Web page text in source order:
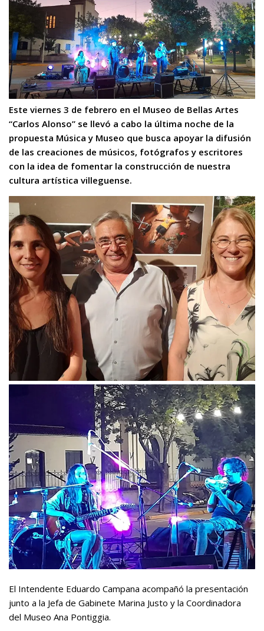
Este viernes 3 de febrero en el Museo de Bellas Artes
“Carlos Alonso” se llevó a cabo la última noche de la
propuesta Música y Museo que busca apoyar la difusión
de las creaciones de músicos, fotógrafos y escritores
con la idea de fomentar la construcción de nuestra
cultura artística villeguense.
El Intendente Eduardo Campana acompañó la presentación
junto a la Jefa de Gabinete Marina Justo y la Coordinadora
del Museo Ana Pontiggia.